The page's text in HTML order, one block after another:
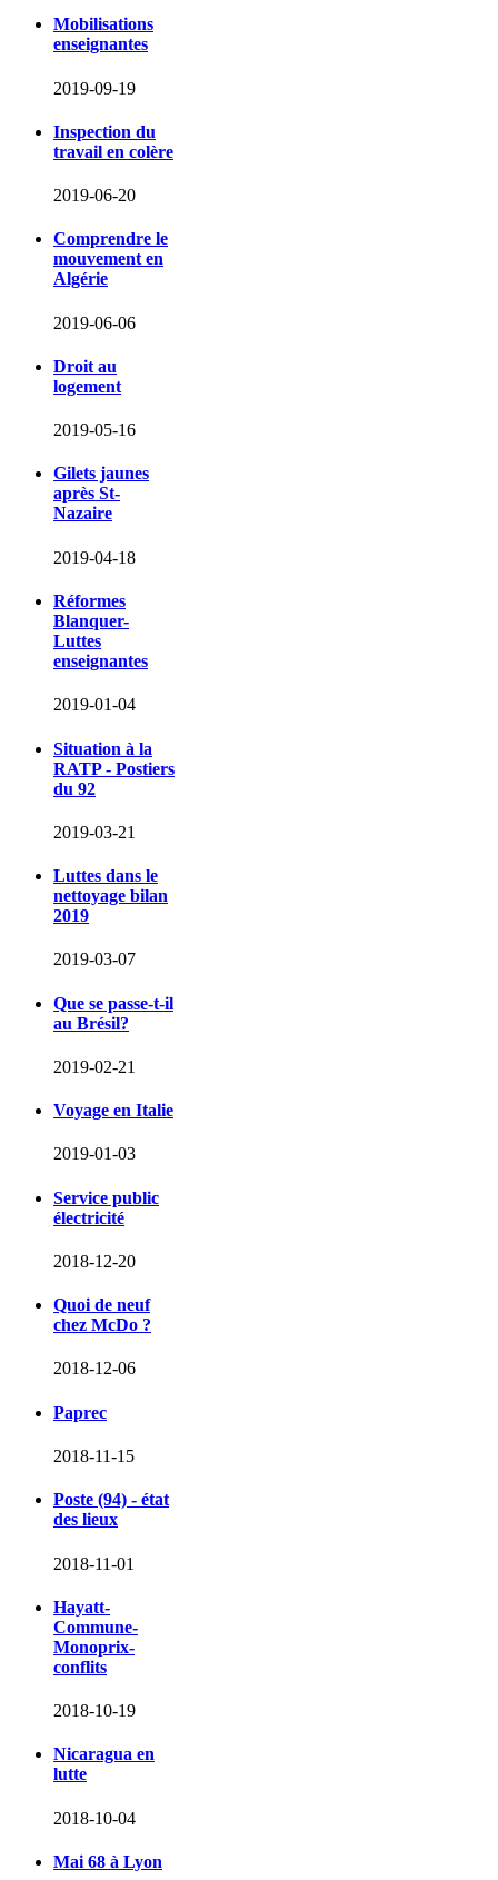
Mobilisations
enseignantes
2019-09-19
Inspection du
travail en colère
2019-06-20
Comprendre le
mouvement en
Algérie
2019-06-06
Droit au
logement
2019-05-16
Gilets jaunes
après St-
Nazaire
2019-04-18
Réformes
Blanquer-
Luttes
enseignantes
2019-01-04
Situation à la
RATP - Postiers
du 92
2019-03-21
Luttes dans le
nettoyage bilan
2019
2019-03-07
Que se passe-t-il
au Brésil?
2019-02-21
Voyage en Italie
2019-01-03
Service public
électricité
2018-12-20
Quoi de neuf
chez McDo ?
2018-12-06
Paprec
2018-11-15
Poste (94) - état
des lieux
2018-11-01
Hayatt-
Commune-
Monoprix-
conflits
2018-10-19
Nicaragua en
lutte
2018-10-04
Mai 68 à Lyon